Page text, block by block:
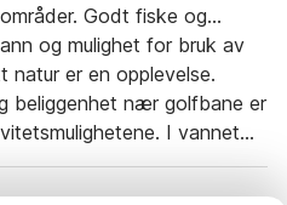
Godt fiske og
og mulighet for bruk av
er en opplevelse.
beliggenhet nær golfbane er
I vannet
eller robåt pr. dag eller